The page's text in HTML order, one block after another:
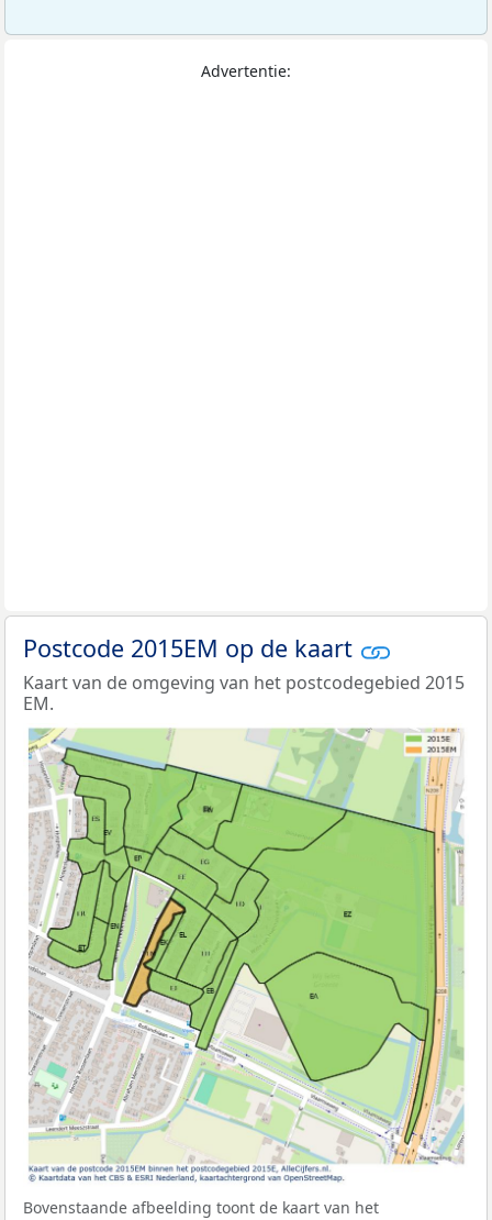
Advertentie:
Postcode 2015EM op de kaart
Kaart van de omgeving van het postcodegebied 2015
EM.
Bovenstaande afbeelding toont de kaart van het